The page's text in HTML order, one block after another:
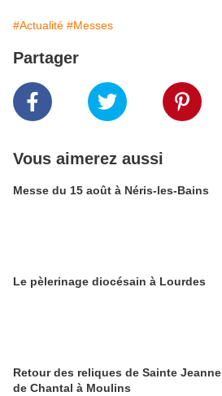
#Actualité #Messes
Partager
Vous aimerez aussi
Messe du 15 août à Néris-les-Bains
Le pèlerinage diocésain à Lourdes
Retour des reliques de Sainte Jeanne
de Chantal à Moulins